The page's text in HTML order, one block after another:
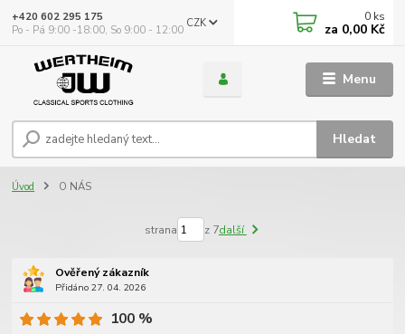
Menu
CZK
Hledat
+420 602 295 175
Po - Pá 9:00 -18:00, So 9:00 - 12:00
0 ks
za 0,00 Kč
Úvod O NÁS
strana z 7další
Ověřený zákazník
Přidáno 27. 04. 2026
100 %